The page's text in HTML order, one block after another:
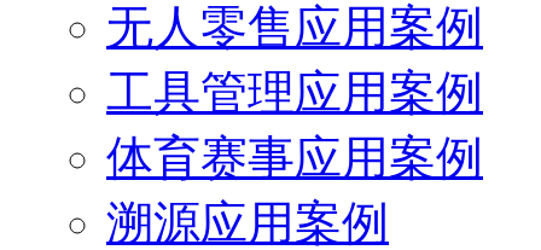
无人零售应用案例
工具管理应用案例
体育赛事应用案例
溯源应用案例